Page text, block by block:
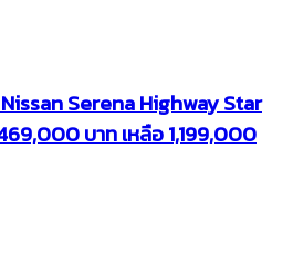
Serena Highway Star
บาท เหลือ 1,199,000